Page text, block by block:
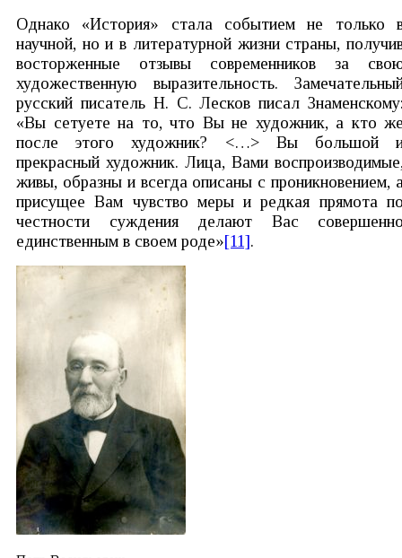
Однако «История» стала событием не только
научной, но и в литературной жизни страны,
восторженные отзывы современников за
художественную выразительность.
русский писатель Н. С. Лесков писал
«Вы сетуете на то, что Вы не художник, а кто
после этого художник? <…> Вы большой
прекрасный художник. Лица, Вами
живы, образны и всегда описаны с проникновением,
присущее Вам чувство меры и редкая прямота
честности суждения делают Вас
единственным в своем роде»[11].